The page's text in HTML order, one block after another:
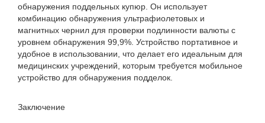
обнаружения поддельных купюр. Он использует
комбинацию обнаружения ультрафиолетовых и
магнитных чернил для проверки подлинности валюты с
уровнем обнаружения 99,9%. Устройство портативное и
удобное в использовании, что делает его идеальным для
медицинских учреждений, которым требуется мобильное
устройство для обнаружения подделок.
Заключение